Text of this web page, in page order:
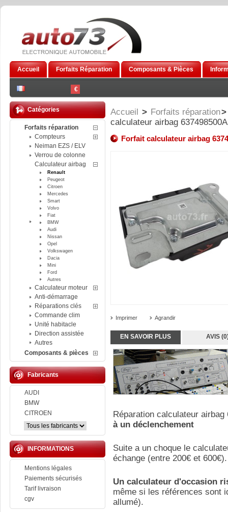
€
Accueil Forfaits Réparation Composants & Pièces
Catégories
Forfaits réparation
Compteurs
Neiman EZS / ELV
Verrou de colonne
Calculateur airbag
Renault
Peugeot
Citroen
Mercedes
Smart
Volvo
Fiat
BMW
Audi
Nissan
Opel
Volkswagen
Dacia
Mini
Ford
Autres
Calculateur moteur
Anti-démarrage
Réparations clés
Commande clim
Unité habitacle
Direction assistée
Autres
Composants & pièces
Fabricants
AUDI
BMW
CITROEN
INFORMATIONS
Mentions légales
Paiements sécurisés
Tarif livraison
cgv
Accueil > Forfaits réparation>
calculateur airbag
Forfait calculateur airbag
Imprimer Agrandir
EN SAVOIR PLUS AVIS
Réparation calculateur airbag
à un déclenchement
Suite a un choque le
échange (entre 200€ et 600€).
Un calculateur d'occasion
même si les références sont
allumé).